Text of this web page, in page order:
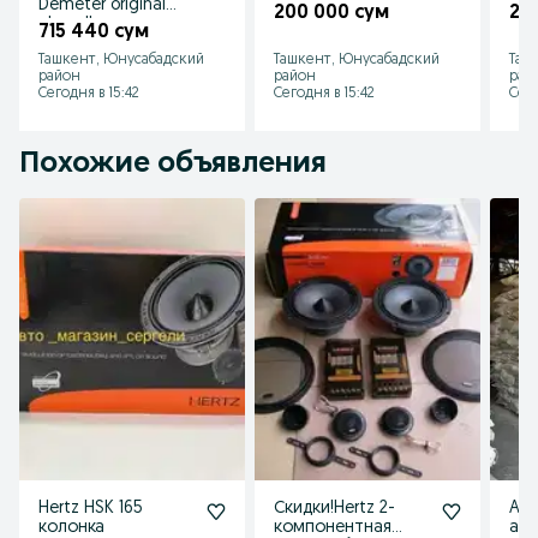
Demeter original
chexollar
715 440 сум
Ташкент, Юнусабадский
район
Сегодня в 15:42
200 000 сум
Ташкент, Юнусабадский
район
Сегодня в 15:42
Похожие объявления
Hertz HSK 165
колонка
Скидки!Hertz 2-
компонентная